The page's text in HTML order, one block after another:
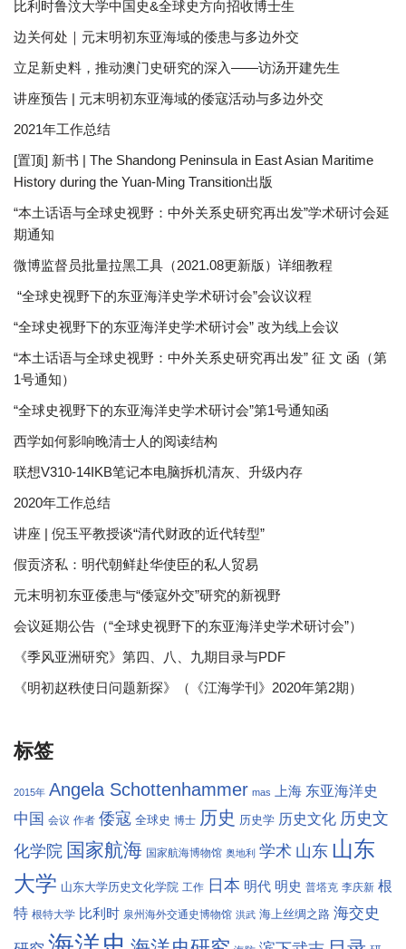
比利时鲁汶大学中国史&全球史方向招收博士生
边关何处｜元末明初东亚海域的倭患与多边外交
立足新史料，推动澳门史研究的深入——访汤开建先生
讲座预告 | 元末明初东亚海域的倭寇活动与多边外交
2021年工作总结
[置顶] 新书 | The Shandong Peninsula in East Asian Maritime
History during the Yuan-Ming Transition出版
“本土话语与全球史视野：中外关系史研究再出发”学术研讨会延
期通知
微博监督员批量拉黑工具（2021.08更新版）详细教程
“全球史视野下的东亚海洋史学术研讨会”会议议程
“全球史视野下的东亚海洋史学术研讨会” 改为线上会议
“本土话语与全球史视野：中外关系史研究再出发” 征 文 函（第
1号通知）
“全球史视野下的东亚海洋史学术研讨会”第1号通知函
西学如何影响晚清士人的阅读结构
联想V310-14IKB笔记本电脑拆机清灰、升级内存
2020年工作总结
讲座 | 倪玉平教授谈“清代财政的近代转型”
假贡济私：明代朝鲜赴华使臣的私人贸易
元末明初东亚倭患与“倭寇外交”研究的新视野
会议延期公告（“全球史视野下的东亚海洋史学术研讨会”）
《季风亚洲研究》第四、八、九期目录与PDF
《明初赵秩使日问题新探》（《江海学刊》2020年第2期）
标签
2015年 Angela Schottenhammer mas 上海 东亚海洋史
中国 会议 作者 倭寇 全球史 博士 历史 历史学 历史文化 历史文
化学院 国家航海 国家航海博物馆 奥地利 学术 山东 山东
大学 山东大学历史文化学院 工作 日本 明代 明史 普塔克 李庆新 根
特 根特大学 比利时 泉州海外交通史博物馆 洪武 海上丝绸之路 海交史